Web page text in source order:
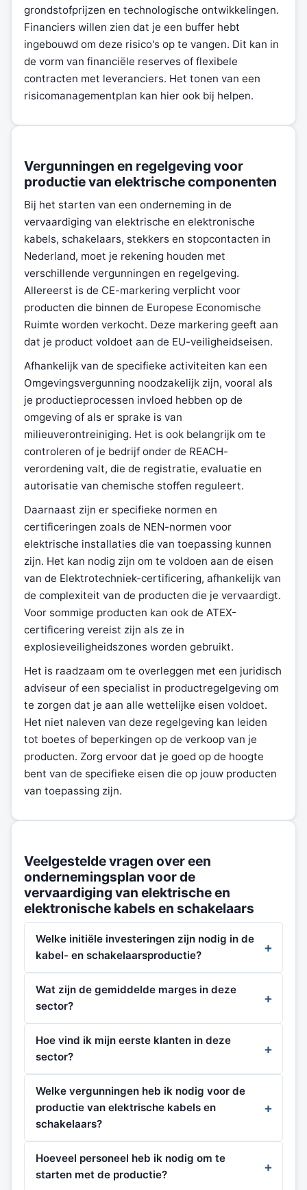
grondstofprijzen en technologische ontwikkelingen.
Financiers willen zien dat je een buffer hebt
ingebouwd om deze risico's op te vangen. Dit kan in
de vorm van financiële reserves of flexibele
contracten met leveranciers. Het tonen van een
risicomanagementplan kan hier ook bij helpen.
Vergunningen en regelgeving voor
productie van elektrische componenten
Bij het starten van een onderneming in de
vervaardiging van elektrische en elektronische
kabels, schakelaars, stekkers en stopcontacten in
Nederland, moet je rekening houden met
verschillende vergunningen en regelgeving.
Allereerst is de CE-markering verplicht voor
producten die binnen de Europese Economische
Ruimte worden verkocht. Deze markering geeft aan
dat je product voldoet aan de EU-veiligheidseisen.
Afhankelijk van de specifieke activiteiten kan een
Omgevingsvergunning noodzakelijk zijn, vooral als
je productieprocessen invloed hebben op de
omgeving of als er sprake is van
milieuverontreiniging. Het is ook belangrijk om te
controleren of je bedrijf onder de REACH-
verordening valt, die de registratie, evaluatie en
autorisatie van chemische stoffen reguleert.
Daarnaast zijn er specifieke normen en
certificeringen zoals de NEN-normen voor
elektrische installaties die van toepassing kunnen
zijn. Het kan nodig zijn om te voldoen aan de eisen
van de Elektrotechniek-certificering, afhankelijk van
de complexiteit van de producten die je vervaardigt.
Voor sommige producten kan ook de ATEX-
certificering vereist zijn als ze in
explosieveiligheidszones worden gebruikt.
Het is raadzaam om te overleggen met een juridisch
adviseur of een specialist in productregelgeving om
te zorgen dat je aan alle wettelijke eisen voldoet.
Het niet naleven van deze regelgeving kan leiden
tot boetes of beperkingen op de verkoop van je
producten. Zorg ervoor dat je goed op de hoogte
bent van de specifieke eisen die op jouw producten
van toepassing zijn.
Veelgestelde vragen over een
ondernemingsplan voor de
vervaardiging van elektrische en
elektronische kabels en schakelaars
Welke initiële investeringen zijn nodig in de
kabel- en schakelaarsproductie?
Wat zijn de gemiddelde marges in deze
sector?
Hoe vind ik mijn eerste klanten in deze
sector?
Welke vergunningen heb ik nodig voor de
productie van elektrische kabels en
schakelaars?
Hoeveel personeel heb ik nodig om te
starten met de productie?